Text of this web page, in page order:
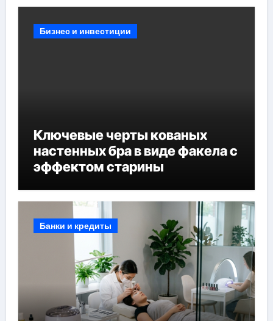
Бизнес и инвестиции
Ключевые черты кованых
настенных бра в виде факела с
эффектом старины
Банки и кредиты